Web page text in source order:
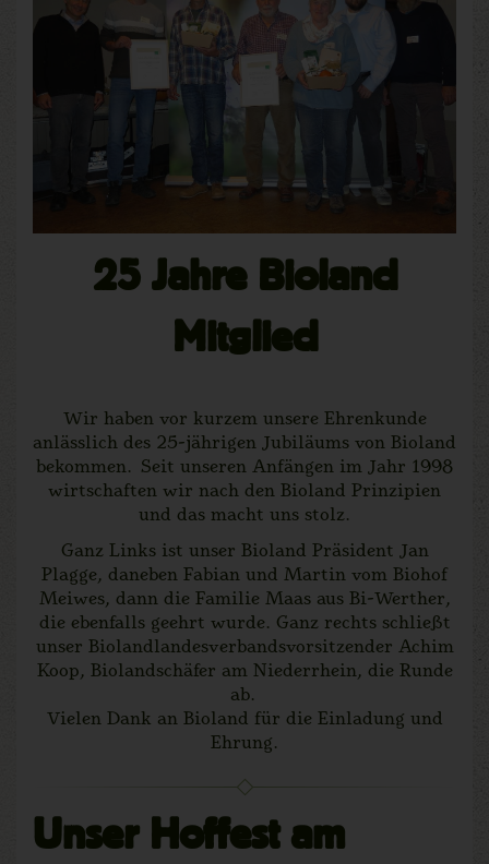
25 Jahre Bioland
Mitglied
Wir haben vor kurzem unsere Ehrenkunde
anlässlich des 25-jährigen Jubiläums von Bioland
bekommen. Seit unseren Anfängen im Jahr 1998
wirtschaften wir nach den Bioland Prinzipien
und das macht uns stolz.
Ganz Links ist unser Bioland Präsident Jan
Plagge, daneben Fabian und Martin vom Biohof
Meiwes, dann die Familie Maas aus Bi-Werther,
die ebenfalls geehrt wurde. Ganz rechts schließt
unser Biolandlandesverbandsvorsitzender Achim
Koop, Biolandschäfer am Niederrhein, die Runde
ab.
Vielen Dank an Bioland für die Einladung und
Ehrung.
Unser Hoffest am